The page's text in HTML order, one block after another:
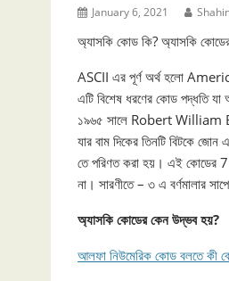
January 6, 2021
অ্যাসকি কোড কি? অ্যাসকি
ASCII এর পূর্ণ অর্থ হলো
এটি বিশেষ ধরণের কোড পদ্ধতি যা
১৯৬৫ সালে Robert William
যার বাম দিকের তিনটি বিটকে
তে পরিণত করা হয়। এই কোডের 7
না। সারণীতে – ৩ এ বর্ণমালার
অ্যাসকি কোডের কেন উদ্ভব হয়?
আলফা নিউমেরিক কোড বলতে কী